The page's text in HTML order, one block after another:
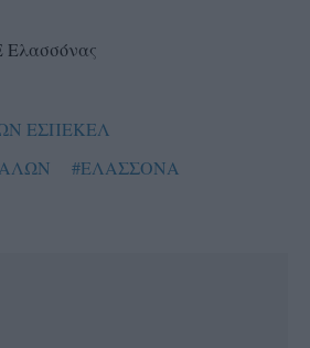
Ελασσόνας
ΕΣΠΕΚΕΛ
#ΕΛΑΣΣΟΝΑ